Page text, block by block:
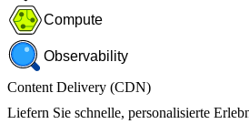
Compute
Observability
Content Delivery (CDN)
Liefern Sie schnelle, personalisierte